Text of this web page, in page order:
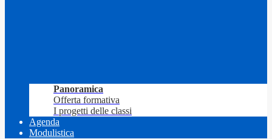
Panoramica
Offerta formativa
I progetti delle classi
Agenda
Modulistica